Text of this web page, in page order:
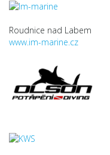
Roudnice nad Labem
www.im-marine.cz